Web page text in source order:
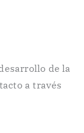
de la
a través